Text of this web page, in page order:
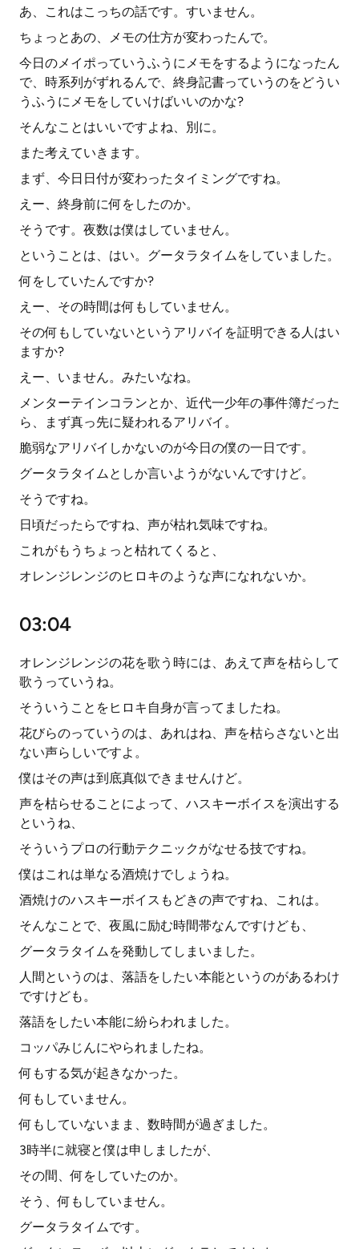
あ、これはこっちの話です。すいません。
ちょっとあの、メモの仕方が変わったんで。
今日のメイポっていうふうにメモをするようになったん
で、時系列がずれるんで、終身記書っていうのをどうい
うふうにメモをしていけばいいのかな?
そんなことはいいですよね、別に。
また考えていきます。
まず、今日日付が変わったタイミングですね。
えー、終身前に何をしたのか。
そうです。夜数は僕はしていません。
ということは、はい。グータラタイムをしていました。
何をしていたんですか?
えー、その時間は何もしていません。
その何もしていないというアリバイを証明できる人はい
ますか?
えー、いません。みたいなね。
メンターテインコランとか、近代一少年の事件簿だった
ら、まず真っ先に疑われるアリバイ。
脆弱なアリバイしかないのが今日の僕の一日です。
グータラタイムとしか言いようがないんですけど。
そうですね。
日頃だったらですね、声が枯れ気味ですね。
これがもうちょっと枯れてくると、
オレンジレンジのヒロキのような声になれないか。
03:04
オレンジレンジの花を歌う時には、あえて声を枯らして
歌うっていうね。
そういうことをヒロキ自身が言ってましたね。
花びらのっていうのは、あれはね、声を枯らさないと出
ない声らしいですよ。
僕はその声は到底真似できませんけど。
声を枯らせることによって、ハスキーボイスを演出する
というね、
そういうプロの行動テクニックがなせる技ですね。
僕はこれは単なる酒焼けでしょうね。
酒焼けのハスキーボイスもどきの声ですね、これは。
そんなことで、夜風に励む時間帯なんですけども、
グータラタイムを発動してしまいました。
人間というのは、落語をしたい本能というのがあるわけ
ですけども。
落語をしたい本能に紛らわれました。
コッパみじんにやられましたね。
何もする気が起きなかった。
何もしていません。
何もしていないまま、数時間が過ぎました。
3時半に就寝と僕は申しましたが、
その間、何をしていたのか。
そう、何もしていません。
グータラタイムです。